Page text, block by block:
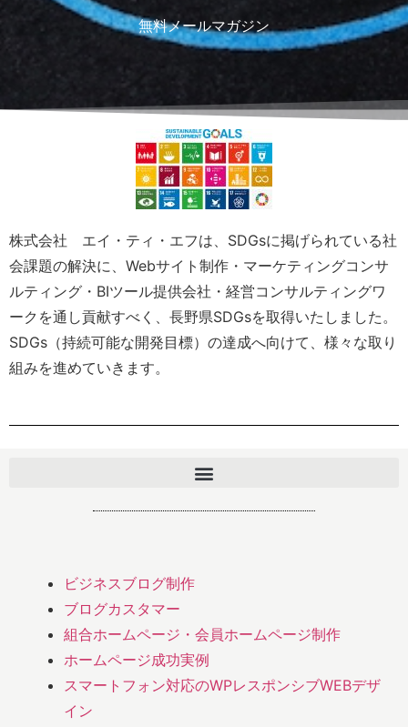
無料メールマガジン
株式会社 エイ・ティ・エフは、SDGsに掲げられている社
会課題の解決に、Webサイト制作・マーケティングコンサ
ルティング・BIツール提供会社・経営コンサルティングワ
ークを通し貢献すべく、長野県SDGsを取得いたしました。
SDGs（持続可能な開発目標）の達成へ向けて、様々な取り
組みを進めていきます。
ビジネスブログ制作
ブログカスタマー
組合ホームページ・会員ホームページ制作
ホームページ成功実例
スマートフォン対応のWPレスポンシブWEBデザ
イン